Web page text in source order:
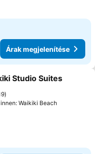
Árak megjelenítése
a kedvencekhez
Studio Suites
Waikiki Beach